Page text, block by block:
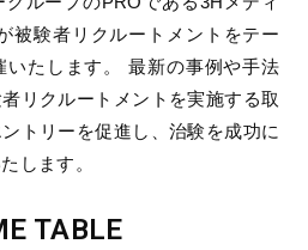
被験者リクルートメントをテー
いたします。 最新の事例や手法
リクルートメントを実施する取
トリーを促進し、治験を成功に
します。
TABLE